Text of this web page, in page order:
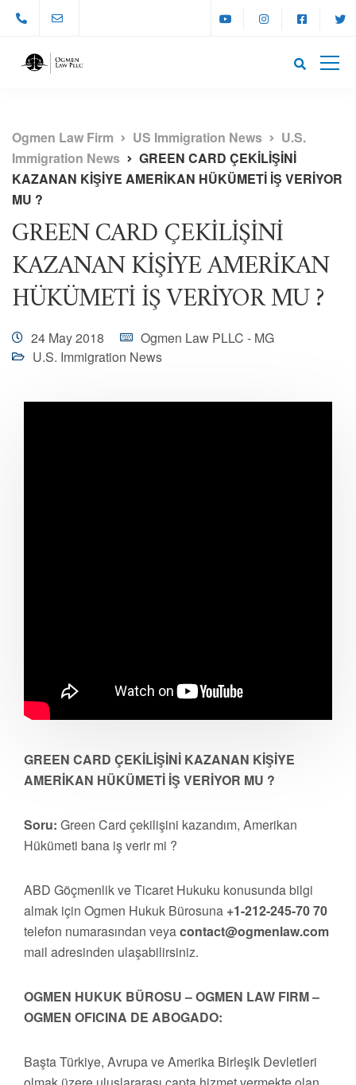
Ogmen Law Firm US Immigration News
U.S.
Immigration News
GREEN CARD ÇEKİLİŞİNİ
KAZANAN KİŞİYE AMERİKAN HÜKÜMETİ İŞ VERİYOR
MU ?
GREEN CARD ÇEKİLİŞİNİ
KAZANAN KİŞİYE AMERİKAN
HÜKÜMETİ İŞ VERİYOR MU ?
24 May 2018
Ogmen Law PLLC - MG
U.S. Immigration News
GREEN CARD ÇEKİLİŞİNİ KAZANAN KİŞİYE
AMERİKAN HÜKÜMETİ İŞ VERİYOR MU ?
Soru: Green Card çekilişini kazandım, Amerikan
Hükümeti bana iş verir mi ?
ABD Göçmenlik ve Ticaret Hukuku konusunda bilgi
almak için Ogmen Hukuk Bürosuna +1-212-245-70 70
telefon numarasından veyacontact@ogmenlaw.com
mail adresinden ulaşabilirsiniz.
OGMEN HUKUK BÜROSU – OGMEN LAW FIRM –
OGMEN OFICINA DE ABOGADO:
Başta Türkiye, Avrupa ve Amerika Birleşik Devletleri